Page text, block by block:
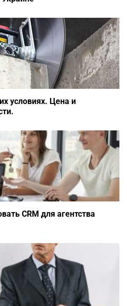
условиях. Цена и
CRM для агентства